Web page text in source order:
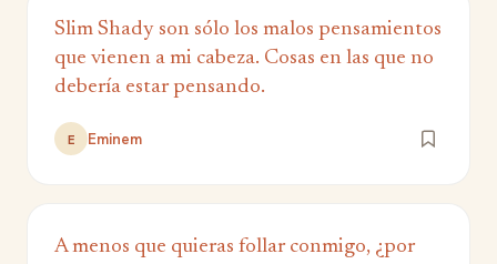
Slim Shady son sólo los malos pensamientos
que vienen a mi cabeza. Cosas en las que no
debería estar pensando.
E Eminem
A menos que quieras follar conmigo, ¿por